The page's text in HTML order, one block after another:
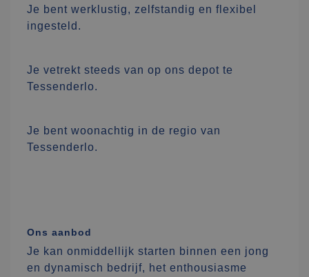
Je bent werklustig, zelfstandig en flexibel
ingesteld.
Je vetrekt steeds van op ons depot te
Tessenderlo.
Je bent woonachtig in de regio van
Tessenderlo.
Ons aanbod
Je kan onmiddellijk starten binnen een jong
en dynamisch bedrijf, het enthousiasme